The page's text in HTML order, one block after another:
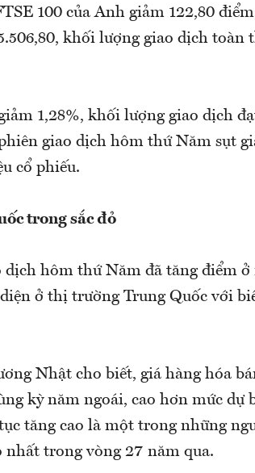
100 của Anh giảm 122,80
khối lượng giao dịch toàn
1,28%, khối lượng giao dịch
giao dịch hôm thứ Năm sụt
cổ phiếu.
trong sắc đỏ
dịch hôm thứ Năm đã tăng điểm
ở thị trường Trung Quốc với
Nhật cho biết, giá hàng hóa
kỳ năm ngoái, cao hơn mức dự
tăng cao là một trong những
nhất trong vòng 27 năm qua.